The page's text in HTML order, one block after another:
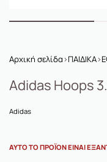
Αρχική σελίδα›ΠΑΙΔΙΚΑ›
Adidas Hoops
Adidas
ΑΥΤΌ ΤΟ ΠΡΟΪΌΝ ΕΊΝΑΙ